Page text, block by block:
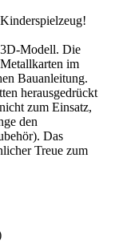
3D-Modell. Die
im
Bauanleitung.
herausgedrückt
zum Einsatz,
den
Das
Treue zum